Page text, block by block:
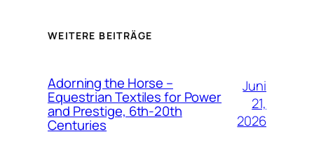
WEITERE BEITRÄGE
Adorning the Horse –
Equestrian Textiles for Power
and Prestige, 6th-20th
Centuries
Juni
21,
2026